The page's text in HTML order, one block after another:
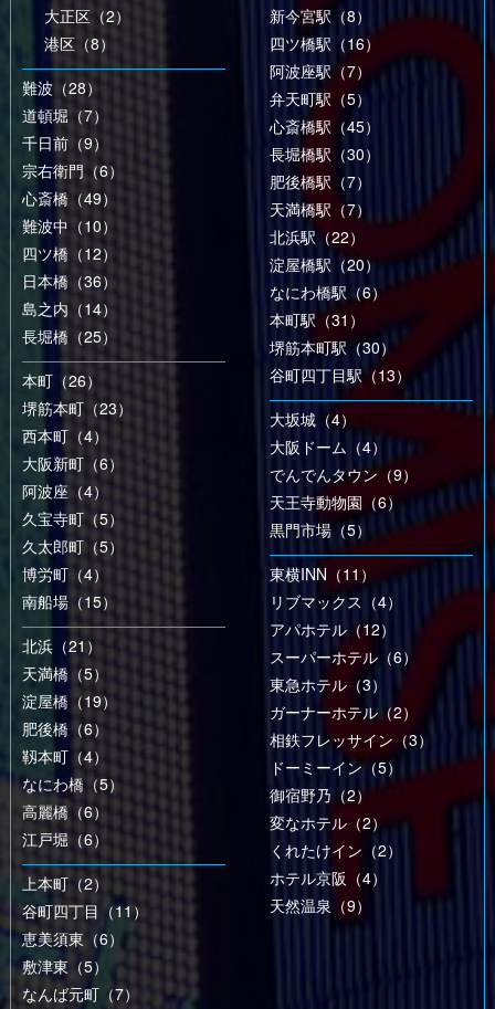
大正区（2）
港区（8）
難波（28）
道頓堀（7）
千日前（9）
宗右衛門（6）
心斎橋（49）
難波中（10）
四ツ橋（12）
日本橋（36）
島之内（14）
長堀橋（25）
本町（26）
堺筋本町（23）
西本町（4）
大阪新町（6）
阿波座（4）
久宝寺町（5）
久太郎町（5）
博労町（4）
南船場（15）
北浜（21）
天満橋（5）
淀屋橋（19）
肥後橋（6）
靱本町（4）
なにわ橋（5）
高麗橋（6）
江戸堀（6）
上本町（2）
谷町四丁目（11）
恵美須東（6）
敷津東（5）
なんば元町（7）
新今宮駅（8）
四ツ橋駅（16）
阿波座駅（7）
弁天町駅（5）
心斎橋駅（45）
長堀橋駅（30）
肥後橋駅（7）
天満橋駅（7）
北浜駅（22）
淀屋橋駅（20）
なにわ橋駅（6）
本町駅（31）
堺筋本町駅（30）
谷町四丁目駅（13）
大坂城（4）
大阪ドーム（4）
でんでんタウン（9）
天王寺動物園（6）
黒門市場（5）
東横INN（11）
リブマックス（4）
アパホテル（12）
スーパーホテル（6）
東急ホテル（3）
ガーナーホテル（2）
相鉄フレッサイン（3）
ドーミーイン（5）
御宿野乃（2）
変なホテル（2）
くれたけイン（2）
ホテル京阪（4）
天然温泉（9）